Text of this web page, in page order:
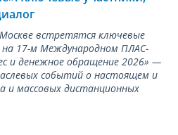
встретятся ключевые
на 17-м Международном ПЛАС-
и денежное обращение 2026» —
событий о настоящем и
и массовых дистанционных